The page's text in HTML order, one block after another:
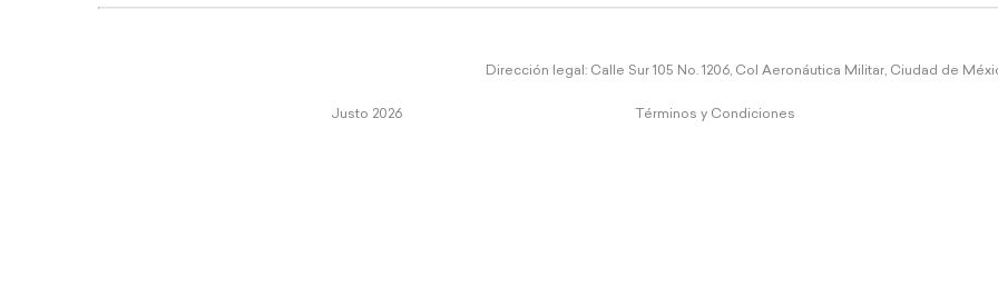
Dirección legal: Calle Sur 105 No. 1206, Col Aeronáutica Militar, Ciudad de
Justo 2026 Términos y Condiciones